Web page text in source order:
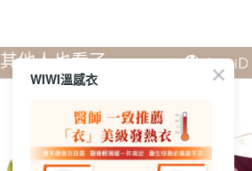
其他人也看了
WIWI溫感衣